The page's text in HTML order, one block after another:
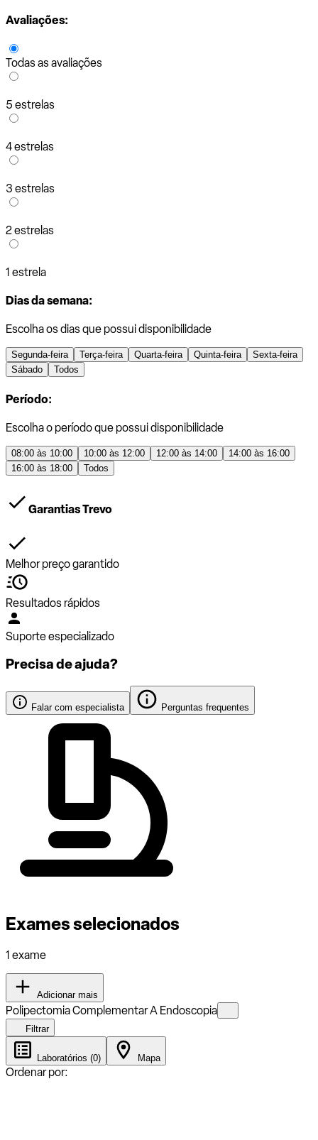
Avaliações:
Todas as avaliações
5 estrelas
4 estrelas
3 estrelas
2 estrelas
1 estrela
Dias da semana:
Escolha os dias que possui disponibilidade
Segunda-feira Terça-feira Quarta-feira Quinta-feira
Sexta-feira
Sábado
Todos
Período:
Escolha o período que possui disponibilidade
08:00 às 10:00 10:00 às 12:00 12:00 às 14:00
14:00 às 16:00
16:00 às 18:00
Todos
Garantias Trevo
Melhor preço garantido
Resultados rápidos
Suporte especializado
Precisa de ajuda?
Falar com especialista Perguntas frequentes
Exames selecionados
1 exame
Adicionar mais
Polipectomia Complementar A Endoscopia
Filtrar
Laboratórios (0) Mapa
Ordenar por: